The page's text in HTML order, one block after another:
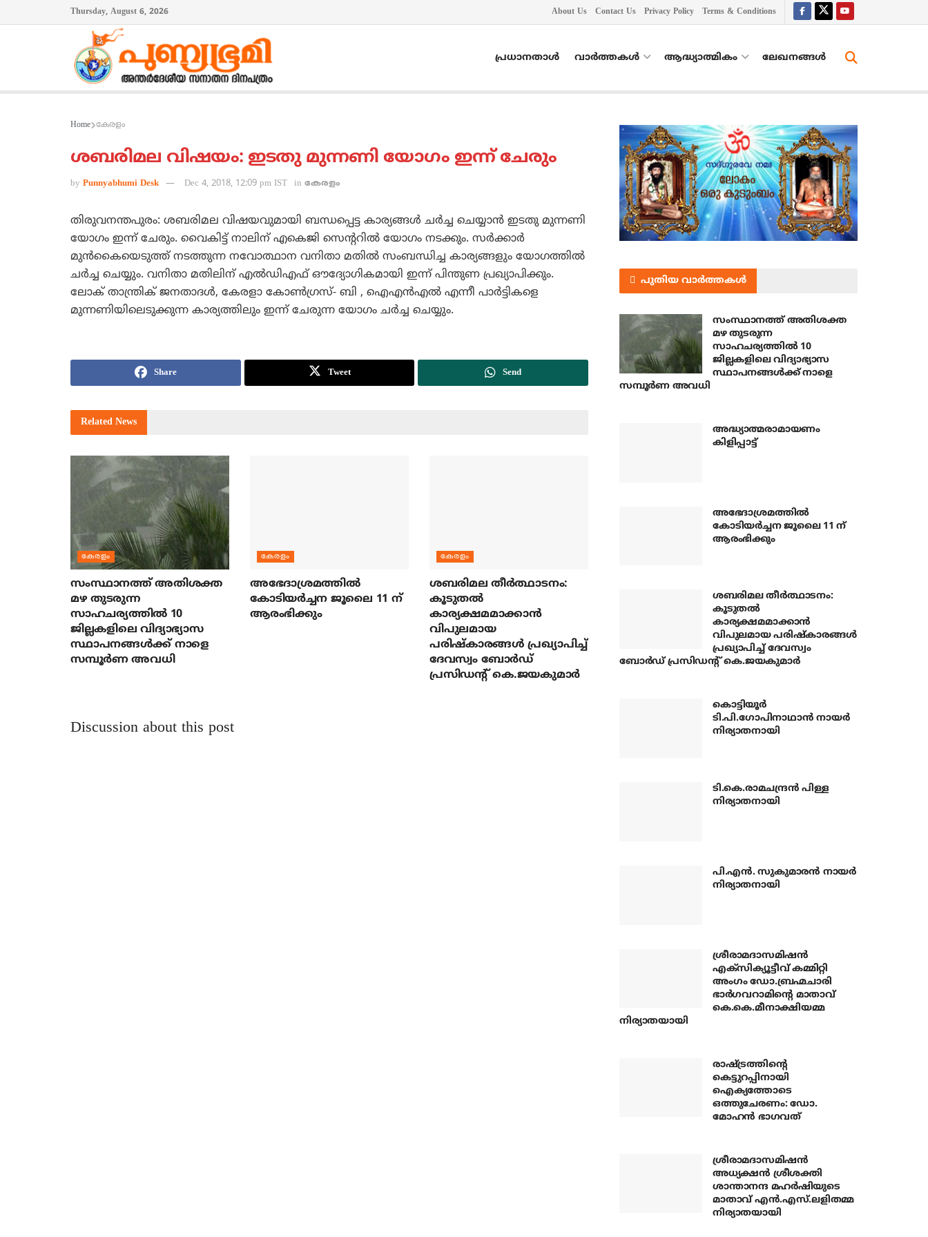
Thursday, August 6, 2026 About Us Contact Us Privacy Policy Terms & Conditions
പ്രധാനതാൾ വാർത്തകൾ ആദ്ധ്യാത്മികം ലേഖനങ്ങള്‍
Home കേരളം
ശബരിമല വിഷയം: ഇടതു മുന്നണി യോഗം ഇന്ന് ചേരും
by Punnyabhumi Desk Dec 4, 2018, 12:09 pm IST in കേരളം
തിരുവനന്തപുരം: ശബരിമല വിഷയവുമായി ബന്ധപ്പെട്ട കാര്യങ്ങള്‍ ചര്‍ച്ച ചെയ്യാന്‍ ഇടതു മുന്നണി
യോഗം ഇന്ന് ചേരും. വൈകിട്ട് നാലിന് എകെജി സെന്ററില്‍ യോഗം നടക്കും. സര്‍ക്കാര്‍
മുന്‍കൈയെടുത്ത് നടത്തുന്ന നവോത്ഥാന വനിതാ മതില്‍ സംബന്ധിച്ച കാര്യങ്ങളും യോഗത്തില്‍
ചര്‍ച്ച ചെയ്യും. വനിതാ മതിലിന് എല്‍ഡിഎഫ് ഔദ്യോഗികമായി ഇന്ന് പിന്തുണ പ്രഖ്യാപിക്കും.
ലോക് താന്ത്രിക് ജനതാദള്‍, കേരളാ കോണ്‍ഗ്രസ്- ബി , ഐഎന്‍എല്‍ എന്നീ പാര്‍ട്ടികളെ
മുന്നണിയിലെടുക്കുന്ന കാര്യത്തിലും ഇന്ന് ചേരുന്ന യോഗം ചര്‍ച്ച ചെയ്യും.
Share Tweet Send
Related News
കേരളം
സംസ്ഥാനത്ത് അതിശക്ത
മഴ തുടരുന്ന
സാഹചര്യത്തിൽ 10
ജില്ലകളിലെ വിദ്യാഭ്യാസ
സ്ഥാപനങ്ങൾക്ക് നാളെ
സമ്പൂർണ അവധി
കേരളം
അഭേദാശ്രമത്തില്‍
കോടിയര്‍ച്ചന ജൂലൈ 11 ന്
ആരംഭിക്കും
കേരളം
ശബരിമല തീര്‍ത്ഥാടനം:
കൂടുതല്‍
കാര്യക്ഷമമാക്കാന്‍
വിപുലമായ
പരിഷ്‌കാരങ്ങള്‍ പ്രഖ്യാപിച്ച്
ദേവസ്വം ബോര്‍ഡ്
പ്രസിഡന്റ് കെ.ജയകുമാര്‍
Discussion about this post
പുതിയ വാർത്തകൾ
സംസ്ഥാനത്ത് അതിശക്ത
മഴ തുടരുന്ന
സാഹചര്യത്തിൽ 10
ജില്ലകളിലെ വിദ്യാഭ്യാസ
സ്ഥാപനങ്ങൾക്ക് നാളെ
സമ്പൂർണ അവധി
അദ്ധ്യാത്മരാമായണം
കിളിപ്പാട്ട്
അഭേദാശ്രമത്തില്‍
കോടിയര്‍ച്ചന ജൂലൈ 11 ന്
ആരംഭിക്കും
ശബരിമല തീര്‍ത്ഥാടനം:
കൂടുതല്‍
കാര്യക്ഷമമാക്കാന്‍
വിപുലമായ പരിഷ്‌കാരങ്ങള്‍
പ്രഖ്യാപിച്ച് ദേവസ്വം
ബോര്‍ഡ് പ്രസിഡന്റ് കെ.ജയകുമാര്‍
കൊട്ടിയൂര്‍
ടി.പി.ഗോപിനാഥാന്‍ നായര്‍
നിര്യാതനായി
ടി.കെ.രാമചന്ദ്രന്‍ പിള്ള
നിര്യാതനായി
പി.എന്‍. സുകുമാരന്‍ നായര്‍
നിര്യാതനായി
ശ്രീരാമദാസമിഷന്‍
എക്‌സിക്യൂട്ടീവ് കമ്മിറ്റി
അംഗം ഡോ.ബ്രഹ്മചാരി
ഭാര്‍ഗവറാമിന്റെ മാതാവ്
കെ.കെ.മീനാക്ഷിയമ്മ
നിര്യാതയായി
രാഷ്ട്രത്തിന്റെ
കെട്ടുറപ്പിനായി
ഐക്യത്തോടെ
ഒത്തുചേരണം: ഡോ.
മോഹന്‍ ഭാഗവത്
ശ്രീരാമദാസമിഷന്‍
അധ്യക്ഷന്‍ ശ്രീശക്തി
ശാന്താനന്ദ മഹര്‍ഷിയുടെ
മാതാവ് എന്‍.എസ്.ലളിതമ്മ
നിര്യാതയായി